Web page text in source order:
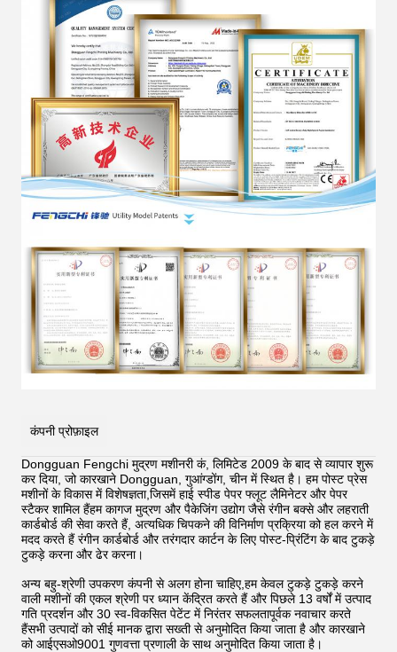
कंपनी प्रोफ़ाइल
Dongguan Fengchi मुद्रण मशीनरी कं, लिमिटेड 2009 के बाद से व्यापार शुरू
कर दिया, जो कारखाने Dongguan, गुआंग्डोंग, चीन में स्थित है। हम पोस्ट प्रेस
मशीनों के विकास में विशेषज्ञता,जिसमें हाई स्पीड पेपर फ्लूट लैमिनेटर और पेपर
स्टैकर शामिल हैंहम कागज मुद्रण और पैकेजिंग उद्योग जैसे रंगीन बक्से और लहराती
कार्डबोर्ड की सेवा करते हैं, अत्यधिक चिपकने की विनिर्माण प्रक्रिया को हल करने में
मदद करते हैं रंगीन कार्डबोर्ड और तरंगदार कार्टन के लिए पोस्ट-प्रिंटिंग के बाद टुकड़े
टुकड़े करना और ढेर करना।
अन्य बहु-श्रेणी उपकरण कंपनी से अलग होना चाहिए,हम केवल टुकड़े टुकड़े करने
वाली मशीनों की एकल श्रेणी पर ध्यान केंद्रित करते हैं और पिछले 13 वर्षों में उत्पाद
गति प्रदर्शन और 30 स्व-विकसित पेटेंट में निरंतर सफलतापूर्वक नवाचार करते
हैंसभी उत्पादों को सीई मानक द्वारा सख्ती से अनुमोदित किया जाता है और कारखाने
को आईएसओ9001 गुणवत्ता प्रणाली के साथ अनुमोदित किया जाता है।